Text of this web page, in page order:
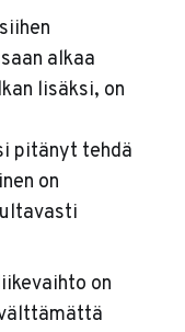
alkaa
lisäksi, on
pitänyt tehdä
on
on